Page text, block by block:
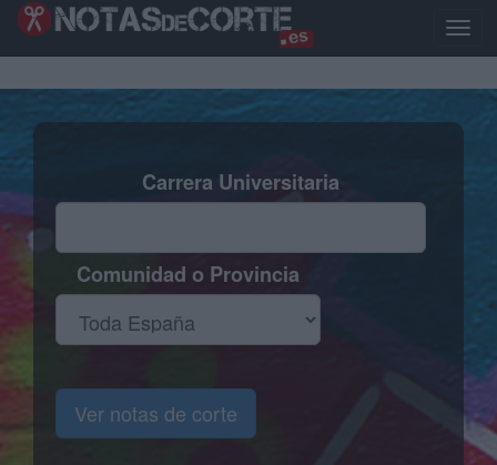
Pasar
Toggle
Carrera Universitaria
Comunidad o Provincia
Ver notas de corte